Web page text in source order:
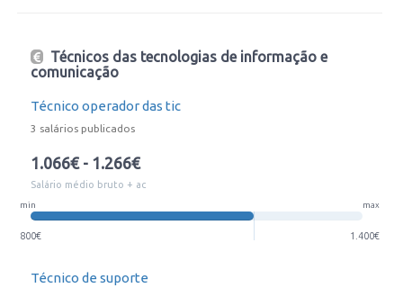
Técnicos das tecnologias de informação e
comunicação
Técnico operador das tic
3 salários publicados
1.066€ - 1.266€
Salário médio bruto + ac
min max
800€ 1.400€
Técnico de suporte